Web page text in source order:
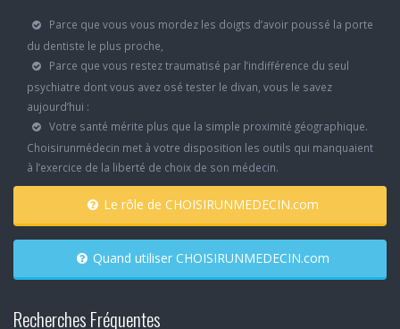
Parce que vous vous mordez les doigts d’avoir poussé la porte
du dentiste le plus proche,
Parce que vous restez traumatisé par l’indifférence du seul
psychiatre dont vous avez osé tester le divan, vous le savez
aujourd’hui :
Votre santé mérite plus que la simple proximité géographique.
Choisirunmédecin met à votre disposition les outils qui manquaient
à l’exercice de la liberté de choix de son médecin.
Le rôle de CHOISIRUNMEDECIN.com
Quand utiliser CHOISIRUNMEDECIN.com
Recherches Fréquentes